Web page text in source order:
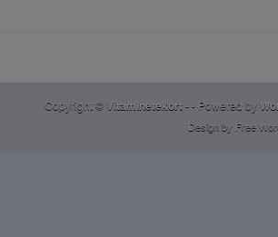
Copyright ©Vitaminetekort- - Powered by
Design by Free